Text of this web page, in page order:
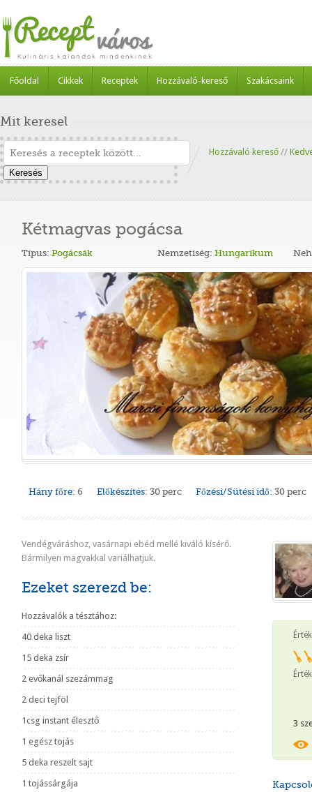
Főoldal Cikkek Receptek Hozzávaló-kereső Szakácsaink
Mit keresel
Keresés
Hozzávaló kereső //
Kétmagvas pogácsa
Típus: Pogácsák Nemzetiség: Hungarikum
Hány főre: 6 Előkészítés: 30 perc Főzési/Sütési idő: 30 perc
Vendégváráshoz, vasárnapi ebéd mellé kiváló kísérő.
Bármilyen magvakkal variálhatjuk.
Ezeket szerezd be:
Hozzávalók a tésztához:
40 deka liszt
15 deka zsír
2 evőkanál szezámmag
2 deci tejföl
1csg instant élesztő
1 egész tojás
5 deka reszelt sajt
1 tojássárgája
3